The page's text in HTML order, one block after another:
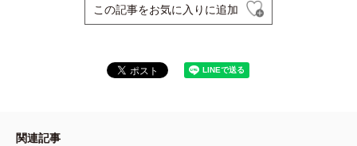
この記事をお気に入りに追加
関連記事